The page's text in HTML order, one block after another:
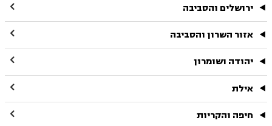
ירושלים והסביבה 
אזור השרון והסביבה 
יהודה ושומרון 
אילת 
חיפה והקריות 